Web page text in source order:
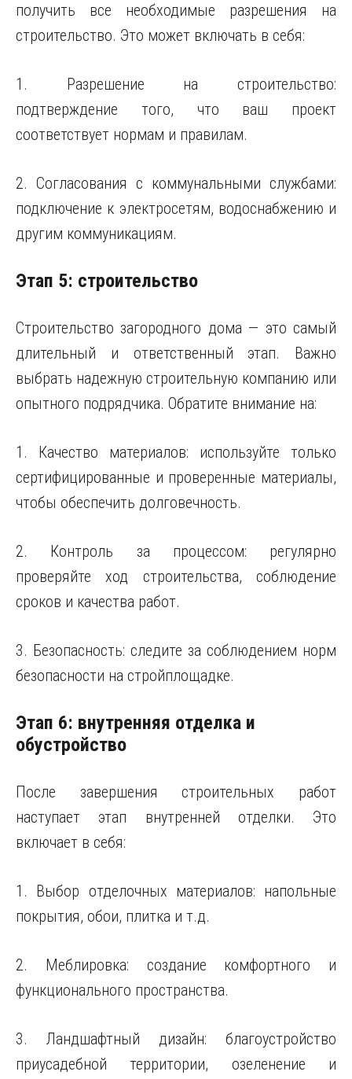
получить все необходимые разрешения на
строительство. Это может включать в себя:
1. Разрешение на строительство:
подтверждение того, что ваш проект
соответствует нормам и правилам.
2. Согласования с коммунальными службами:
подключение к электросетям, водоснабжению и
другим коммуникациям.
Этап 5: строительство
Строительство загородного дома — это самый
длительный и ответственный этап. Важно
выбрать надежную строительную компанию или
опытного подрядчика. Обратите внимание на:
1. Качество материалов: используйте только
сертифицированные и проверенные материалы,
чтобы обеспечить долговечность.
2. Контроль за процессом: регулярно
проверяйте ход строительства, соблюдение
сроков и качества работ.
3. Безопасность: следите за соблюдением норм
безопасности на стройплощадке.
Этап 6: внутренняя отделка и
обустройство
После завершения строительных работ
наступает этап внутренней отделки. Это
включает в себя:
1. Выбор отделочных материалов: напольные
покрытия, обои, плитка и т.д.
2. Меблировка: создание комфортного и
функционального пространства.
3. Ландшафтный дизайн: благоустройство
приусадебной территории, озеленение и